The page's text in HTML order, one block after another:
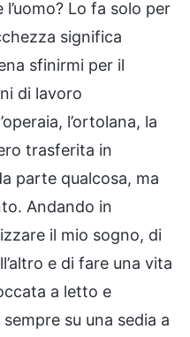
Lo fa solo per
significa
sfinirmi per il
di lavoro
l’ortolana, la
trasferita in
parte qualcosa, ma
Andando in
il mio sogno, di
e di fare una vita
a letto e
su una sedia a